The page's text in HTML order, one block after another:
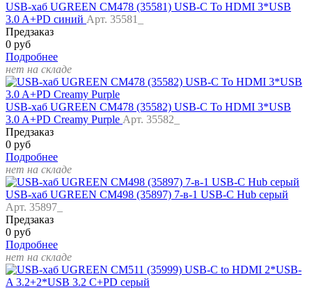
USB-хаб UGREEN CM478 (35581) USB-C To HDMI 3*USB
3.0 A+PD синий Арт. 35581_
Предзаказ
0 руб
Подробнее
нет на складе
USB-хаб UGREEN CM478 (35582) USB-C To HDMI 3*USB
3.0 A+PD Creamy Purple Арт. 35582_
Предзаказ
0 руб
Подробнее
нет на складе
USB-хаб UGREEN CM498 (35897) 7-в-1 USB-C Hub серый
Арт. 35897_
Предзаказ
0 руб
Подробнее
нет на складе